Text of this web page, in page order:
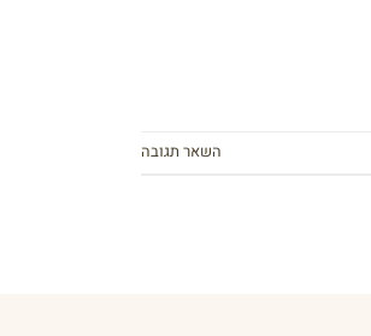
השאר תגובה